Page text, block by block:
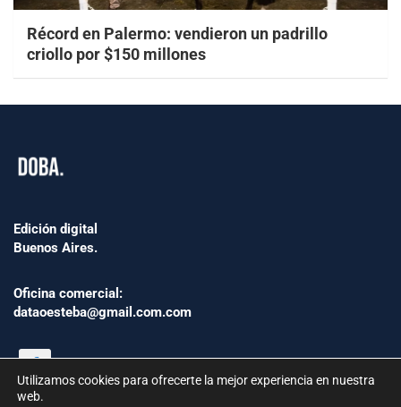
Récord en Palermo: vendieron un padrillo
criollo por $150 millones
Edición digital
Buenos Aires.
Oficina comercial:
dataoesteba@gmail.com.com
Utilizamos cookies para ofrecerte la mejor experiencia en nuestra
web.